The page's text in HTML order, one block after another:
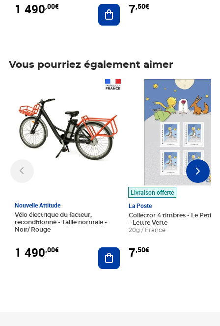
1 490,00€ Ajouter au panier
7,50€
Vous pourriez également aimer
Nouvelle Attitude
Vélo électrique du facteur,
reconditionné - Taille normale -
Noir/ Rouge
1 490,00€ Ajouter au panier
Livraison offerte
La Poste
Collector 4 timbres - Le Petit
- Lettre Verte
20g / France
7,50€
Prix 7,50€